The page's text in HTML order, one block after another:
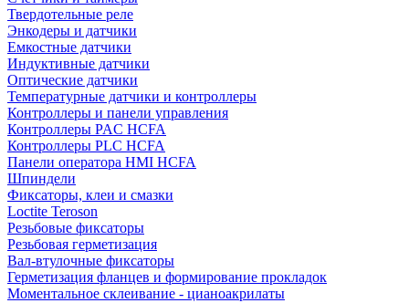
Твердотельные реле
Энкодеры и датчики
Емкостные датчики
Индуктивные датчики
Оптические датчики
Температурные датчики и контроллеры
Контроллеры и панели управления
Контроллеры PAC HCFA
Контроллеры PLC HCFA
Панели оператора HMI HCFA
Шпиндели
Фиксаторы, клеи и смазки
Loctite Teroson
Резьбовые фиксаторы
Резьбовая герметизация
Вал-втулочные фиксаторы
Герметизация фланцев и формирование прокладок
Моментальное склеивание - цианоакрилаты